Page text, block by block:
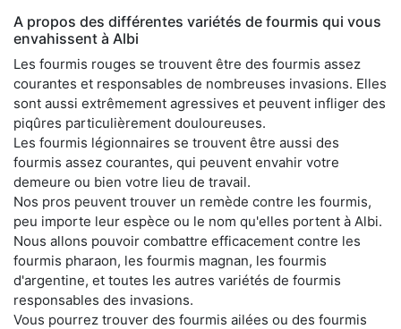
A propos des différentes variétés de fourmis qui vous
envahissent à Albi
Les fourmis rouges se trouvent être des fourmis assez
courantes et responsables de nombreuses invasions. Elles
sont aussi extrêmement agressives et peuvent infliger des
piqûres particulièrement douloureuses.
Les fourmis légionnaires se trouvent être aussi des
fourmis assez courantes, qui peuvent envahir votre
demeure ou bien votre lieu de travail.
Nos pros peuvent trouver un remède contre les fourmis,
peu importe leur espèce ou le nom qu'elles portent à Albi.
Nous allons pouvoir combattre efficacement contre les
fourmis pharaon, les fourmis magnan, les fourmis
d'argentine, et toutes les autres variétés de fourmis
responsables des invasions.
Vous pourrez trouver des fourmis ailées ou des fourmis